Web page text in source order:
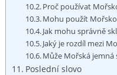
Proč používat
Mohu použít
Jak mohu správně
Jaký je rozdíl mezi
Může Mořská jemná
Poslední slovo